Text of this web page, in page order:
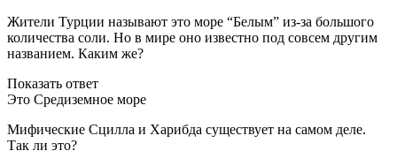
Жители Турции называют это море “Белым” из-за большого
количества соли. Но в мире оно известно под совсем другим
названием. Каким же?
Показать ответ
Это Средиземное море
Мифические Сцилла и Харибда существует на самом деле.
Так ли это?